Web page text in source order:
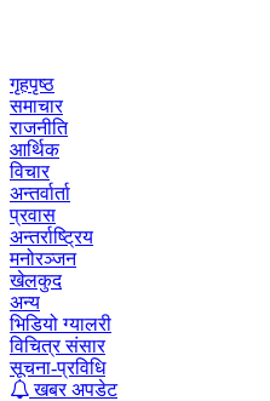
गृहपृष्ठ
समाचार
राजनीति
आर्थिक
विचार
अन्तर्वार्ता
प्रवास
अन्तर्राष्ट्रिय
मनोरञ्जन
खेलकुद
अन्य
भिडियो ग्यालरी
विचित्र संसार
सूचना-प्रविधि
खबर अपडेट